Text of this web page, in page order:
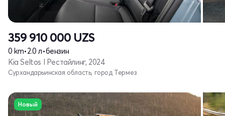
359 910 000 UZS
0 km•2.0 л•бензин
Kia Seltos I Рестайлинг, 2024
Сурхандарьинская область, город Термез
Новый